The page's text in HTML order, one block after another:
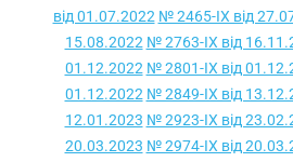
від 01.07.2022 № 2465-IX від
15.08.2022 № 2763-IX від
01.12.2022 № 2801-IX від
01.12.2022 № 2849-IX від
12.01.2023 № 2923-IX від
20.03.2023 № 2974-IX від